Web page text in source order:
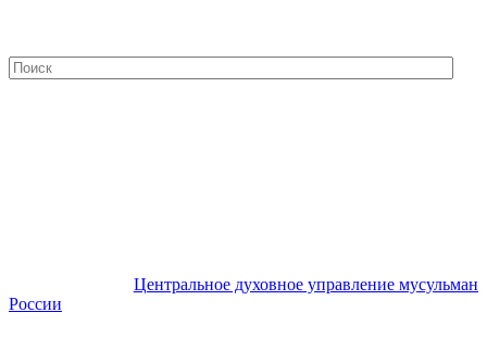
Центральное духовное управление мусульман
России